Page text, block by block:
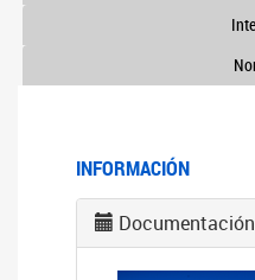
INFORMACIÓN
Documentación